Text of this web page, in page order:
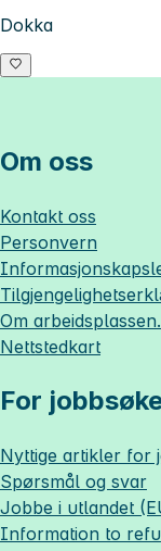
Dokka
Om oss
Kontakt oss
Personvern
Om
Nettstedkart
For
Nyttige artikler for
Spørsmål og svar
Jobbe i utlandet
Information to